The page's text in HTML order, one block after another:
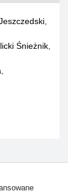
Śnieżnik